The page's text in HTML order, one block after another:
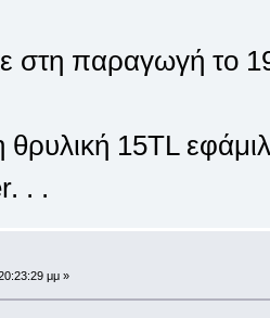
στη παραγωγή το
15TL
. .
μμ »